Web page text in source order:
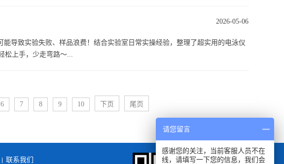
2026-05-06
导致实验失败、样品浪费！结合实验室日常实操经验，整理了超实用的电泳仪
松上手，少走弯路～...
6 7 8 9 10 下页 尾页
联系我们
请您留言
感谢您的关注，当前客服人员不在
线，请填写一下您的信息，我们会